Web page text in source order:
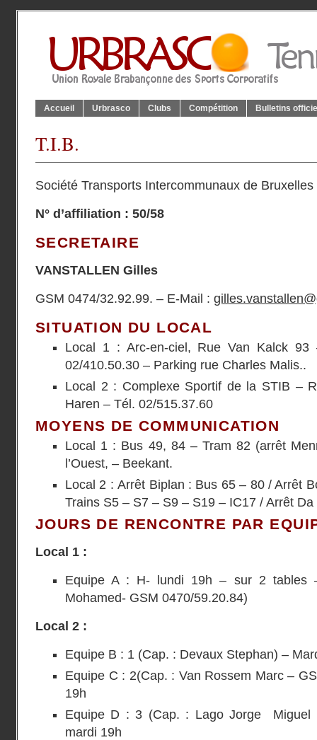
Accueil Urbrasco Clubs Compétition Bulletins
T.I.B.
Société Transports Intercommunaux de Bruxelles
N° d’affiliation : 50/58
SECRETAIRE
VANSTALLEN Gilles
GSM 0474/32.92.99. – E-Mail :
SITUATION DU LOCAL
Local 1 : Arc-en-ciel, Rue Van Kalck
02/410.50.30 – Parking rue Charles Malis..
Local 2 : Complexe Sportif de la STIB –
Haren – Tél. 02/515.37.60
MOYENS DE COMMUNICATION
Local 1 : Bus 49, 84 – Tram 82 (arrêt
l’Ouest, – Beekant.
Local 2 : Arrêt Biplan : Bus 65 – 80 / Arrêt
Trains S5 – S7 – S9 – S19 – IC17 / Arrêt
JOURS DE RENCONTRE PAR
Local 1 :
Equipe A : H- lundi 19h – sur 2 tables
Mohamed- GSM 0470/59.20.84)
Local 2 :
Equipe B : 1 (Cap. : Devaux Stephan) –
Equipe C : 2(Cap. : Van Rossem Marc –
19h
Equipe D : 3 (Cap. : Lago Jorge Miguel
mardi 19h